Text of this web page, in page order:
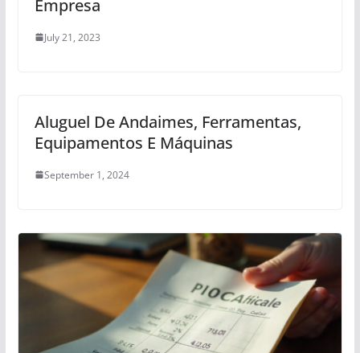
Empresa
July 21, 2023
Aluguel De Andaimes, Ferramentas,
Equipamentos E Máquinas
September 1, 2024